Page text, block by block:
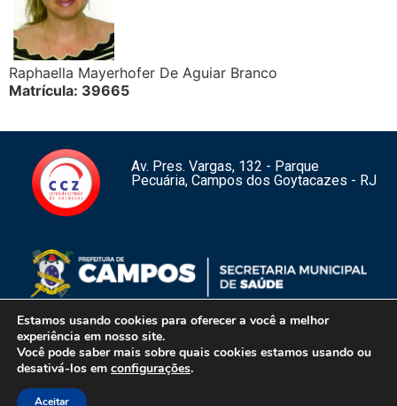
Raphaella Mayerhofer De Aguiar Branco
Matrícula: 39665
Av. Pres. Vargas, 132 - Parque
Pecuária, Campos dos Goytacazes - RJ
Estamos usando cookies para oferecer a você a melhor
experiência em nosso site.
Você pode saber mais sobre quais cookies estamos usando ou
desativá-los em configurações.
Aceitar
1